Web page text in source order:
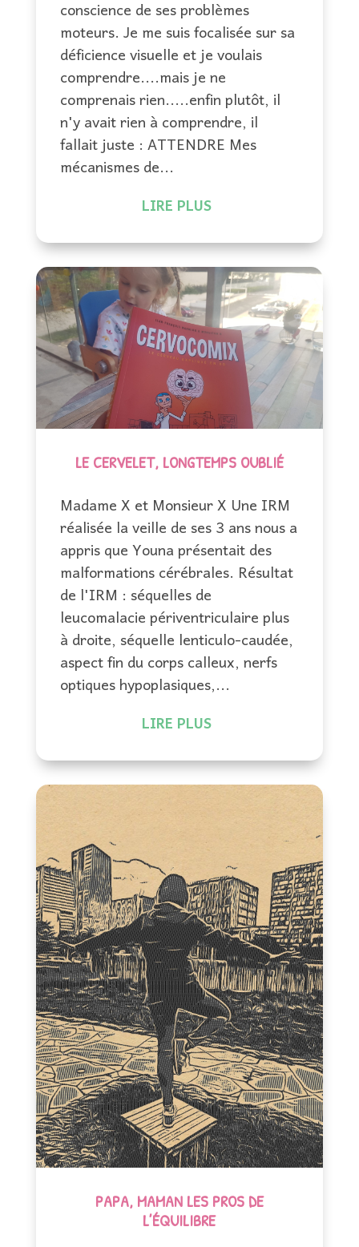
conscience de ses problèmes
moteurs. Je me suis focalisée sur sa
déficience visuelle et je voulais
comprendre....mais je ne
comprenais rien.....enfin plutôt, il
n'y avait rien à comprendre, il
fallait juste : ATTENDRE Mes
mécanismes de...
LIRE PLUS
LE CERVELET, LONGTEMPS OUBLIÉ
Madame X et Monsieur X Une IRM
réalisée la veille de ses 3 ans nous a
appris que Youna présentait des
malformations cérébrales. Résultat
de l'IRM : séquelles de
leucomalacie périventriculaire plus
à droite, séquelle lenticulo-caudée,
aspect fin du corps calleux, nerfs
optiques hypoplasiques,...
LIRE PLUS
PAPA, MAMAN LES PROS DE
L’ÉQUILIBRE